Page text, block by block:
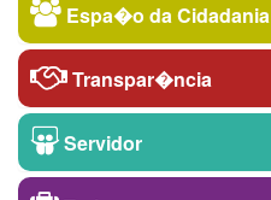
Espa�o da Cidadania
Transpar�ncia
Servidor